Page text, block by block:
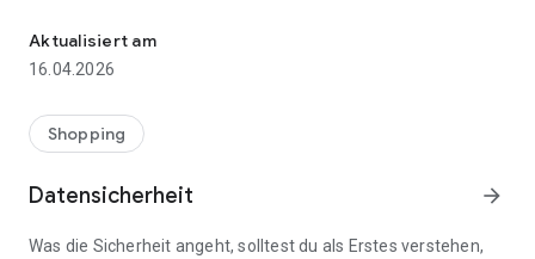
👨‍👩‍👧 Gemeinsame Einkaufslisten in Echtzeit: Alle sehen
⚡ Superschnell & einfach: Liste in Sekunden erstellen und
sofort loslegen.
📱 Immer dabei: Deine Einkaufsliste ist jederzeit auf deinem
Aktualisiert am
16.04.2026
Shopping
Datensicherheit arrow_forward
Was die Sicherheit angeht, solltest du als Erstes verstehen,